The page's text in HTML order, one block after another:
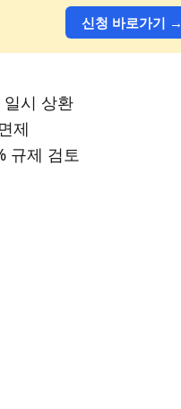
신청 바로가기 →
시 상환
제
규제 검토